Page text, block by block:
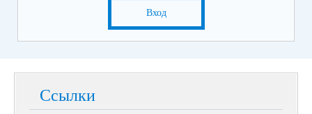
Вход
Ссылки